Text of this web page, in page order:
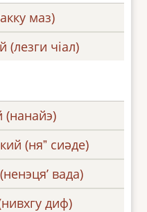
маз)
(лезги чіал)
(нанайэ)
(няˮ сиәде)
вада)
диф)